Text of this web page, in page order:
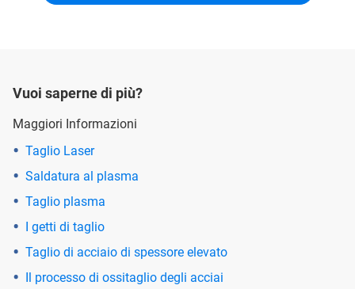
Vuoi saperne di più?
Maggiori Informazioni
Taglio Laser
Saldatura al plasma
Taglio plasma
I getti di taglio
Taglio di acciaio di spessore elevato
Il processo di ossitaglio degli acciai